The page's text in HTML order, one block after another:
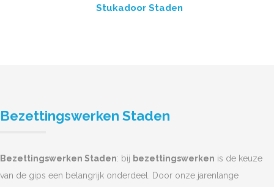
Stukadoor Staden
Bezettingswerken Staden
Bezettingswerken Staden: bij bezettingswerken is de keuze
van de gips een belangrijk onderdeel. Door onze jarenlange